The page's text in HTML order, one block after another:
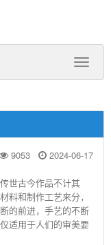
9053 2024-06-17
世古今作品不计其
料和制作工艺来分，
的前进，手艺的不断
适用于人们的审美要